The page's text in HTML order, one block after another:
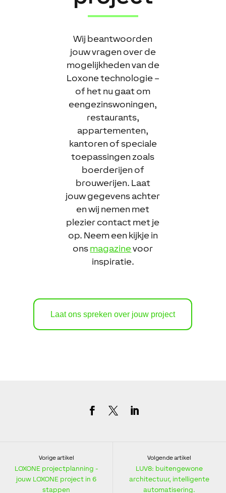
Wij beantwoorden
jouw vragen over de
mogelijkheden van de
Loxone technologie –
of het nu gaat om
eengezinswoningen,
restaurants,
appartementen,
kantoren of speciale
toepassingen zoals
boerderijen of
brouwerijen. Laat
jouw gegevens achter
en wij nemen met
plezier contact met je
op. Neem een kijkje in
onsmagazinevoor
inspiratie.
Laat ons spreken over jouw project
Vorige artikel
LOXONE projectplanning -
jouw LOXONE project in 6
stappen
Volgende artikel
LUV8: buitengewone
architectuur, intelligente
automatisering.